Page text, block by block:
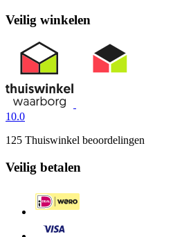
Veilig winkelen
10.0
125 Thuiswinkel beoordelingen
Veilig betalen